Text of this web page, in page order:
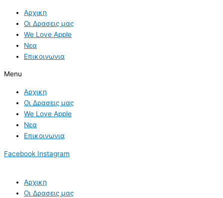
content
Αρχικη
Οι Δρασεις μας
We Love Apple
Νεα
Επικοινωνια
Menu
Αρχικη
Οι Δρασεις μας
We Love Apple
Νεα
Επικοινωνια
Facebook Instagram
Αρχικη
Οι Δρασεις μας